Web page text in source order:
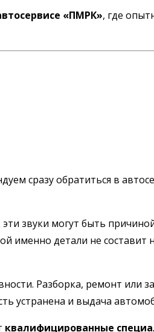
«ПМРК», где
сразу обратиться в
звуки могут быть
детали не составит
Разборка, ремонт или
устранена и выдача
квалифицированные